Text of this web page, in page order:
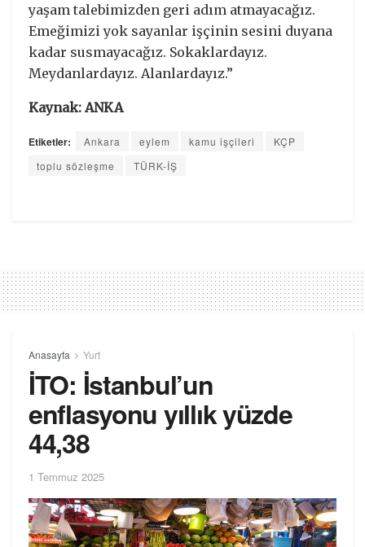
yaşam talebimizden geri adım atmayacağız.
Emeğimizi yok sayanlar işçinin sesini duyana
kadar susmayacağız. Sokaklardayız.
Meydanlardayız. Alanlardayız.”
Kaynak: ANKA
Etiketler: Ankara eylem kamu işçileri
KÇP
toplu sözleşme
TÜRK-İŞ
Anasayfa Yurt
İTO: İstanbul’un
enflasyonu yıllık yüzde
44,38
1 Temmuz 2025